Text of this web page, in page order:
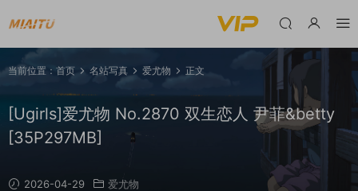
当前位置： 首页 名站写真 爱尤物 正文
[Ugirls]爱尤物 No.2870 双生恋人 尹菲&betty
[35P297MB]
2026-04-29 爱尤物